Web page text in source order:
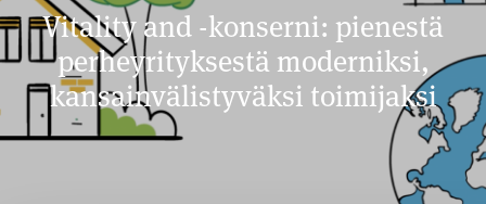
Vitality and -konserni: pienestä
perheyrityksestä moderniksi,
kansainvälistyväksi toimijaksi